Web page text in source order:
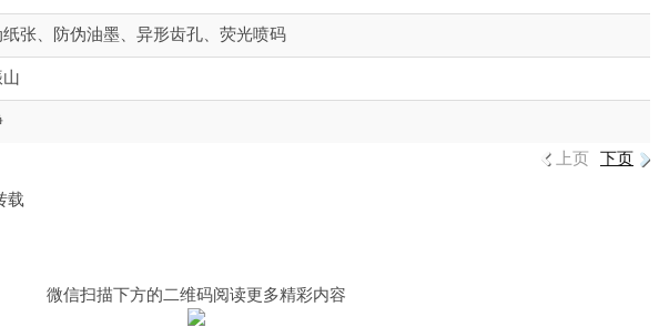
纸张、防伪油墨、异形齿孔、荧光喷码
上页 下页
载
微信扫描下方的二维码阅读更多精彩内容